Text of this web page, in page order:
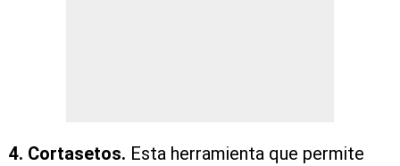
4. Cortasetos. Esta herramienta que permite